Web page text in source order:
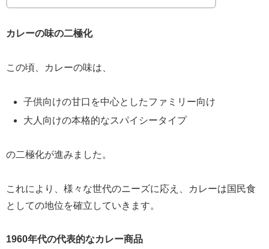
カレーの味の二極化
この頃、カレーの味は、
子供向けの甘口を中心としたファミリー向け
大人向けの本格的なスパイシータイプ
の二極化が進みました。
これにより、様々な世代のニーズに応え、カレーは国民食
としての地位を確立していきます。
1960年代の代表的なカレー商品